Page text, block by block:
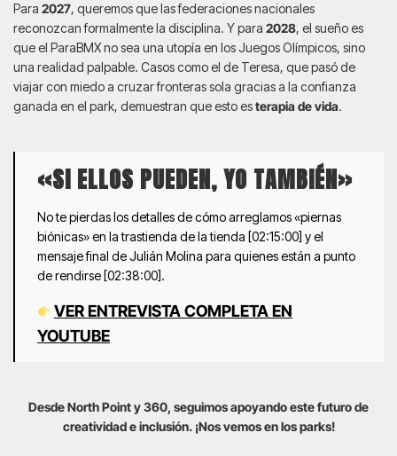
Para 2027, queremos que las federaciones nacionales
reconozcan formalmente la disciplina. Y para 2028, el sueño es
que el ParaBMX no sea una utopía en los Juegos Olímpicos, sino
una realidad palpable. Casos como el de Teresa, que pasó de
viajar con miedo a cruzar fronteras sola gracias a la confianza
ganada en el park, demuestran que esto esterapia de vida.
«SI ELLOS PUEDEN, YO TAMBIÉN»
No te pierdas los detalles de cómo arreglamos «piernas
biónicas» en la trastienda de la tienda [02:15:00] y el
mensaje final de Julián Molina para quienes están a punto
de rendirse [02:38:00].
VER ENTREVISTA COMPLETA EN
YOUTUBE
Desde North Point y 360, seguimos apoyando este futuro de
creatividad e inclusión. ¡Nos vemos en los parks!